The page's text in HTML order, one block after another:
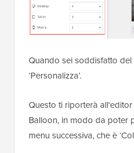
Quando sei soddisfatto del
‘Personalizza’.
Questo ti riporterà
Balloon, in modo da poter
menu successiva, che è